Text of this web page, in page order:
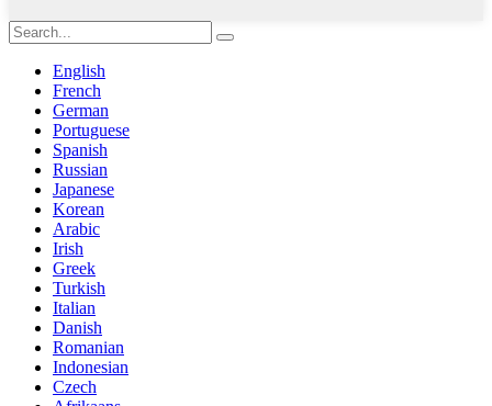
English
French
German
Portuguese
Spanish
Russian
Japanese
Korean
Arabic
Irish
Greek
Turkish
Italian
Danish
Romanian
Indonesian
Czech